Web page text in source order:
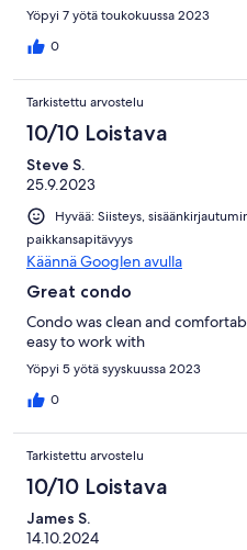
Yöpyi 7 yötä toukokuussa 2023
0
Tarkistettu arvostelu
10/10 Loistava
Steve S.
25.9.2023
Hyvää: Siisteys,
paikkansapitävyys
Käännä Googlen avulla
Great condo
Condo was clean and
easy to work with
Yöpyi 5 yötä syyskuussa 2023
0
Tarkistettu arvostelu
10/10 Loistava
James S.
14.10.2024